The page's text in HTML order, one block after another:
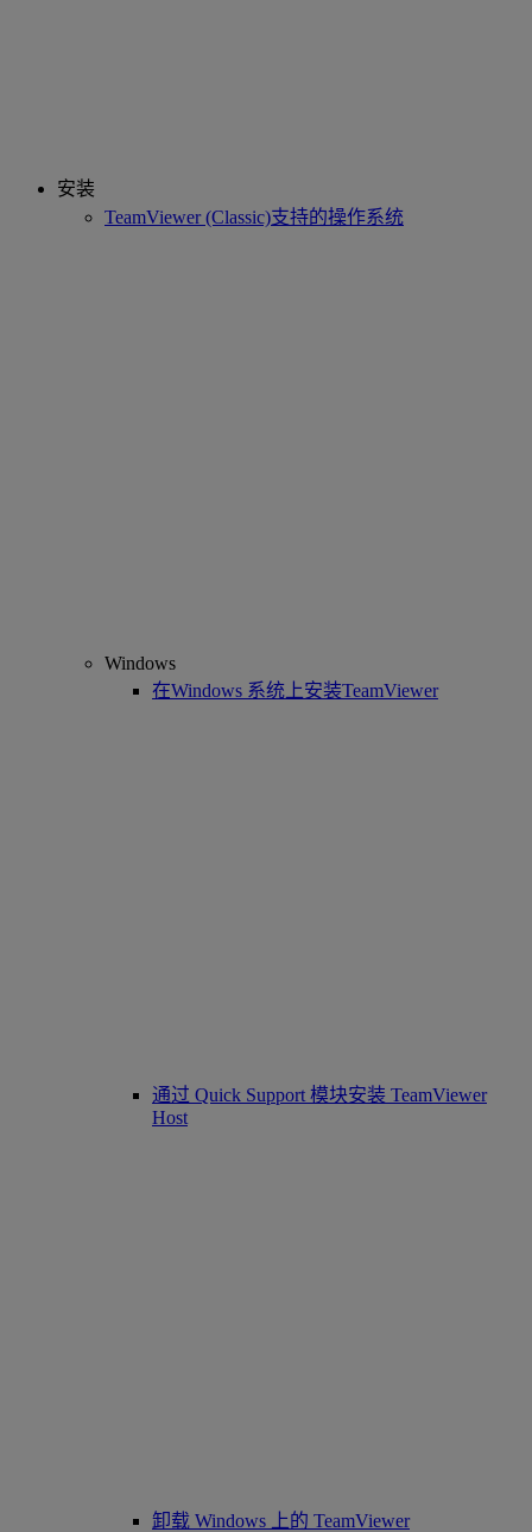
安装
TeamViewer (Classic)支持的操作系统
Windows
在Windows 系统上安装TeamViewer
通过 Quick Support 模块安装 TeamViewer
Host
卸载 Windows 上的 TeamViewer